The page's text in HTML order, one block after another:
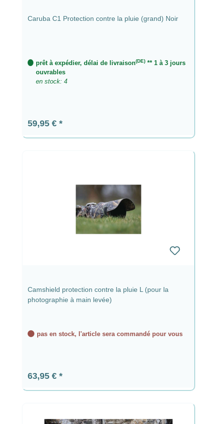
Caruba C1 Protection contre la pluie (grand) Noir
prêt à expédier, délai de livraison(DE)** 1 à 3 jours
ouvrables
en stock: 4
Prix régulier :
59,95 €
Camshield protection contre la pluie L (pour la
photographie à main levée)
pas en stock, l'article sera commandé pour vous
Prix régulier :
63,95 €